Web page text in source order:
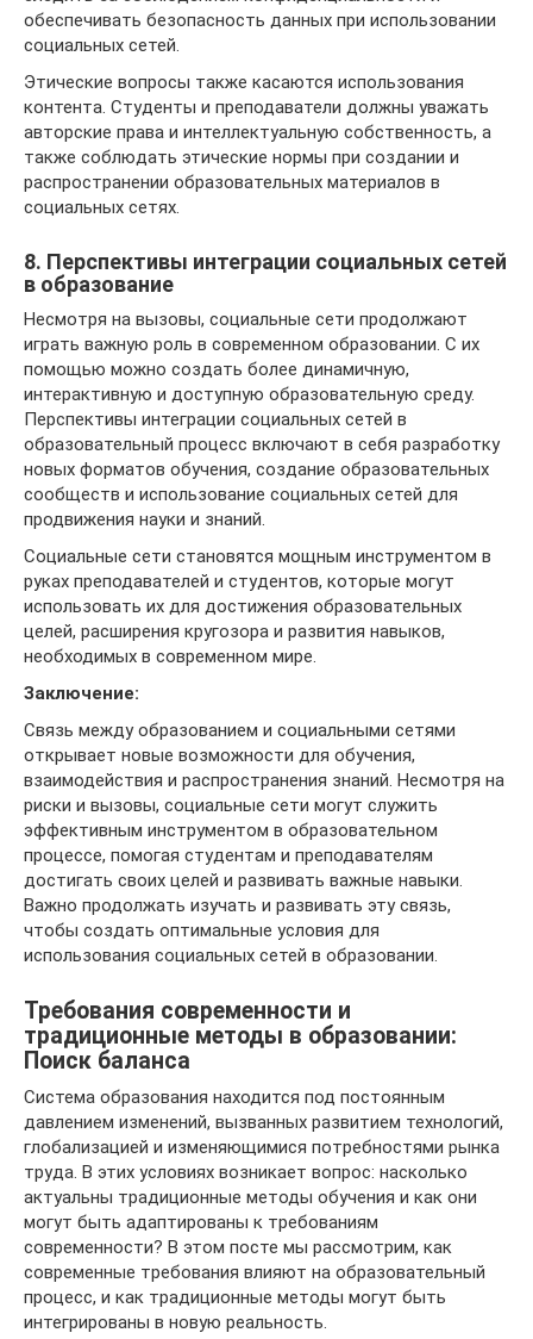
обеспечивать безопасность данных при использовании
социальных сетей.
Этические вопросы также касаются использования
контента. Студенты и преподаватели должны уважать
авторские права и интеллектуальную собственность, а
также соблюдать этические нормы при создании и
распространении образовательных материалов в
социальных сетях.
8. Перспективы интеграции социальных сетей
в образование
Несмотря на вызовы, социальные сети продолжают
играть важную роль в современном образовании. С их
помощью можно создать более динамичную,
интерактивную и доступную образовательную среду.
Перспективы интеграции социальных сетей в
образовательный процесс включают в себя разработку
новых форматов обучения, создание образовательных
сообществ и использование социальных сетей для
продвижения науки и знаний.
Социальные сети становятся мощным инструментом в
руках преподавателей и студентов, которые могут
использовать их для достижения образовательных
целей, расширения кругозора и развития навыков,
необходимых в современном мире.
Заключение:
Связь между образованием и социальными сетями
открывает новые возможности для обучения,
взаимодействия и распространения знаний. Несмотря на
риски и вызовы, социальные сети могут служить
эффективным инструментом в образовательном
процессе, помогая студентам и преподавателям
достигать своих целей и развивать важные навыки.
Важно продолжать изучать и развивать эту связь,
чтобы создать оптимальные условия для
использования социальных сетей в образовании.
Требования современности и
традиционные методы в образовании:
Поиск баланса
Система образования находится под постоянным
давлением изменений, вызванных развитием технологий,
глобализацией и изменяющимися потребностями рынка
труда. В этих условиях возникает вопрос: насколько
актуальны традиционные методы обучения и как они
могут быть адаптированы к требованиям
современности? В этом посте мы рассмотрим, как
современные требования влияют на образовательный
процесс, и как традиционные методы могут быть
интегрированы в новую реальность.